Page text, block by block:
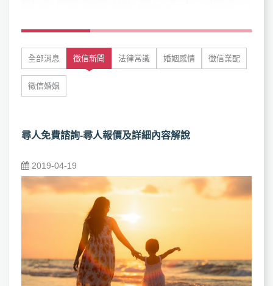
全部消息 徵信新聞 法律常識 婚姻感情 徵信業配
徵信婚姻
尋人免費諮詢-尋人報價及詳細內容解說
2019-04-19